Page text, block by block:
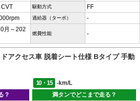
駆動方式 FF
過給器（ターボ） -
月～202
燃費性能 -
アクセス車 脱着シート仕様 Bタイプ 手動
10・15
-km/L
？
満タンでどこまで走る？